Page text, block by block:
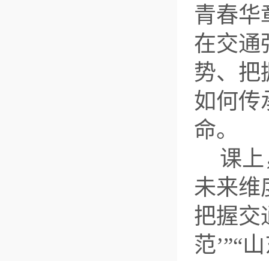
青春华
在交通
势、把
如何传
命。
课
未来维
把握交
范’”“